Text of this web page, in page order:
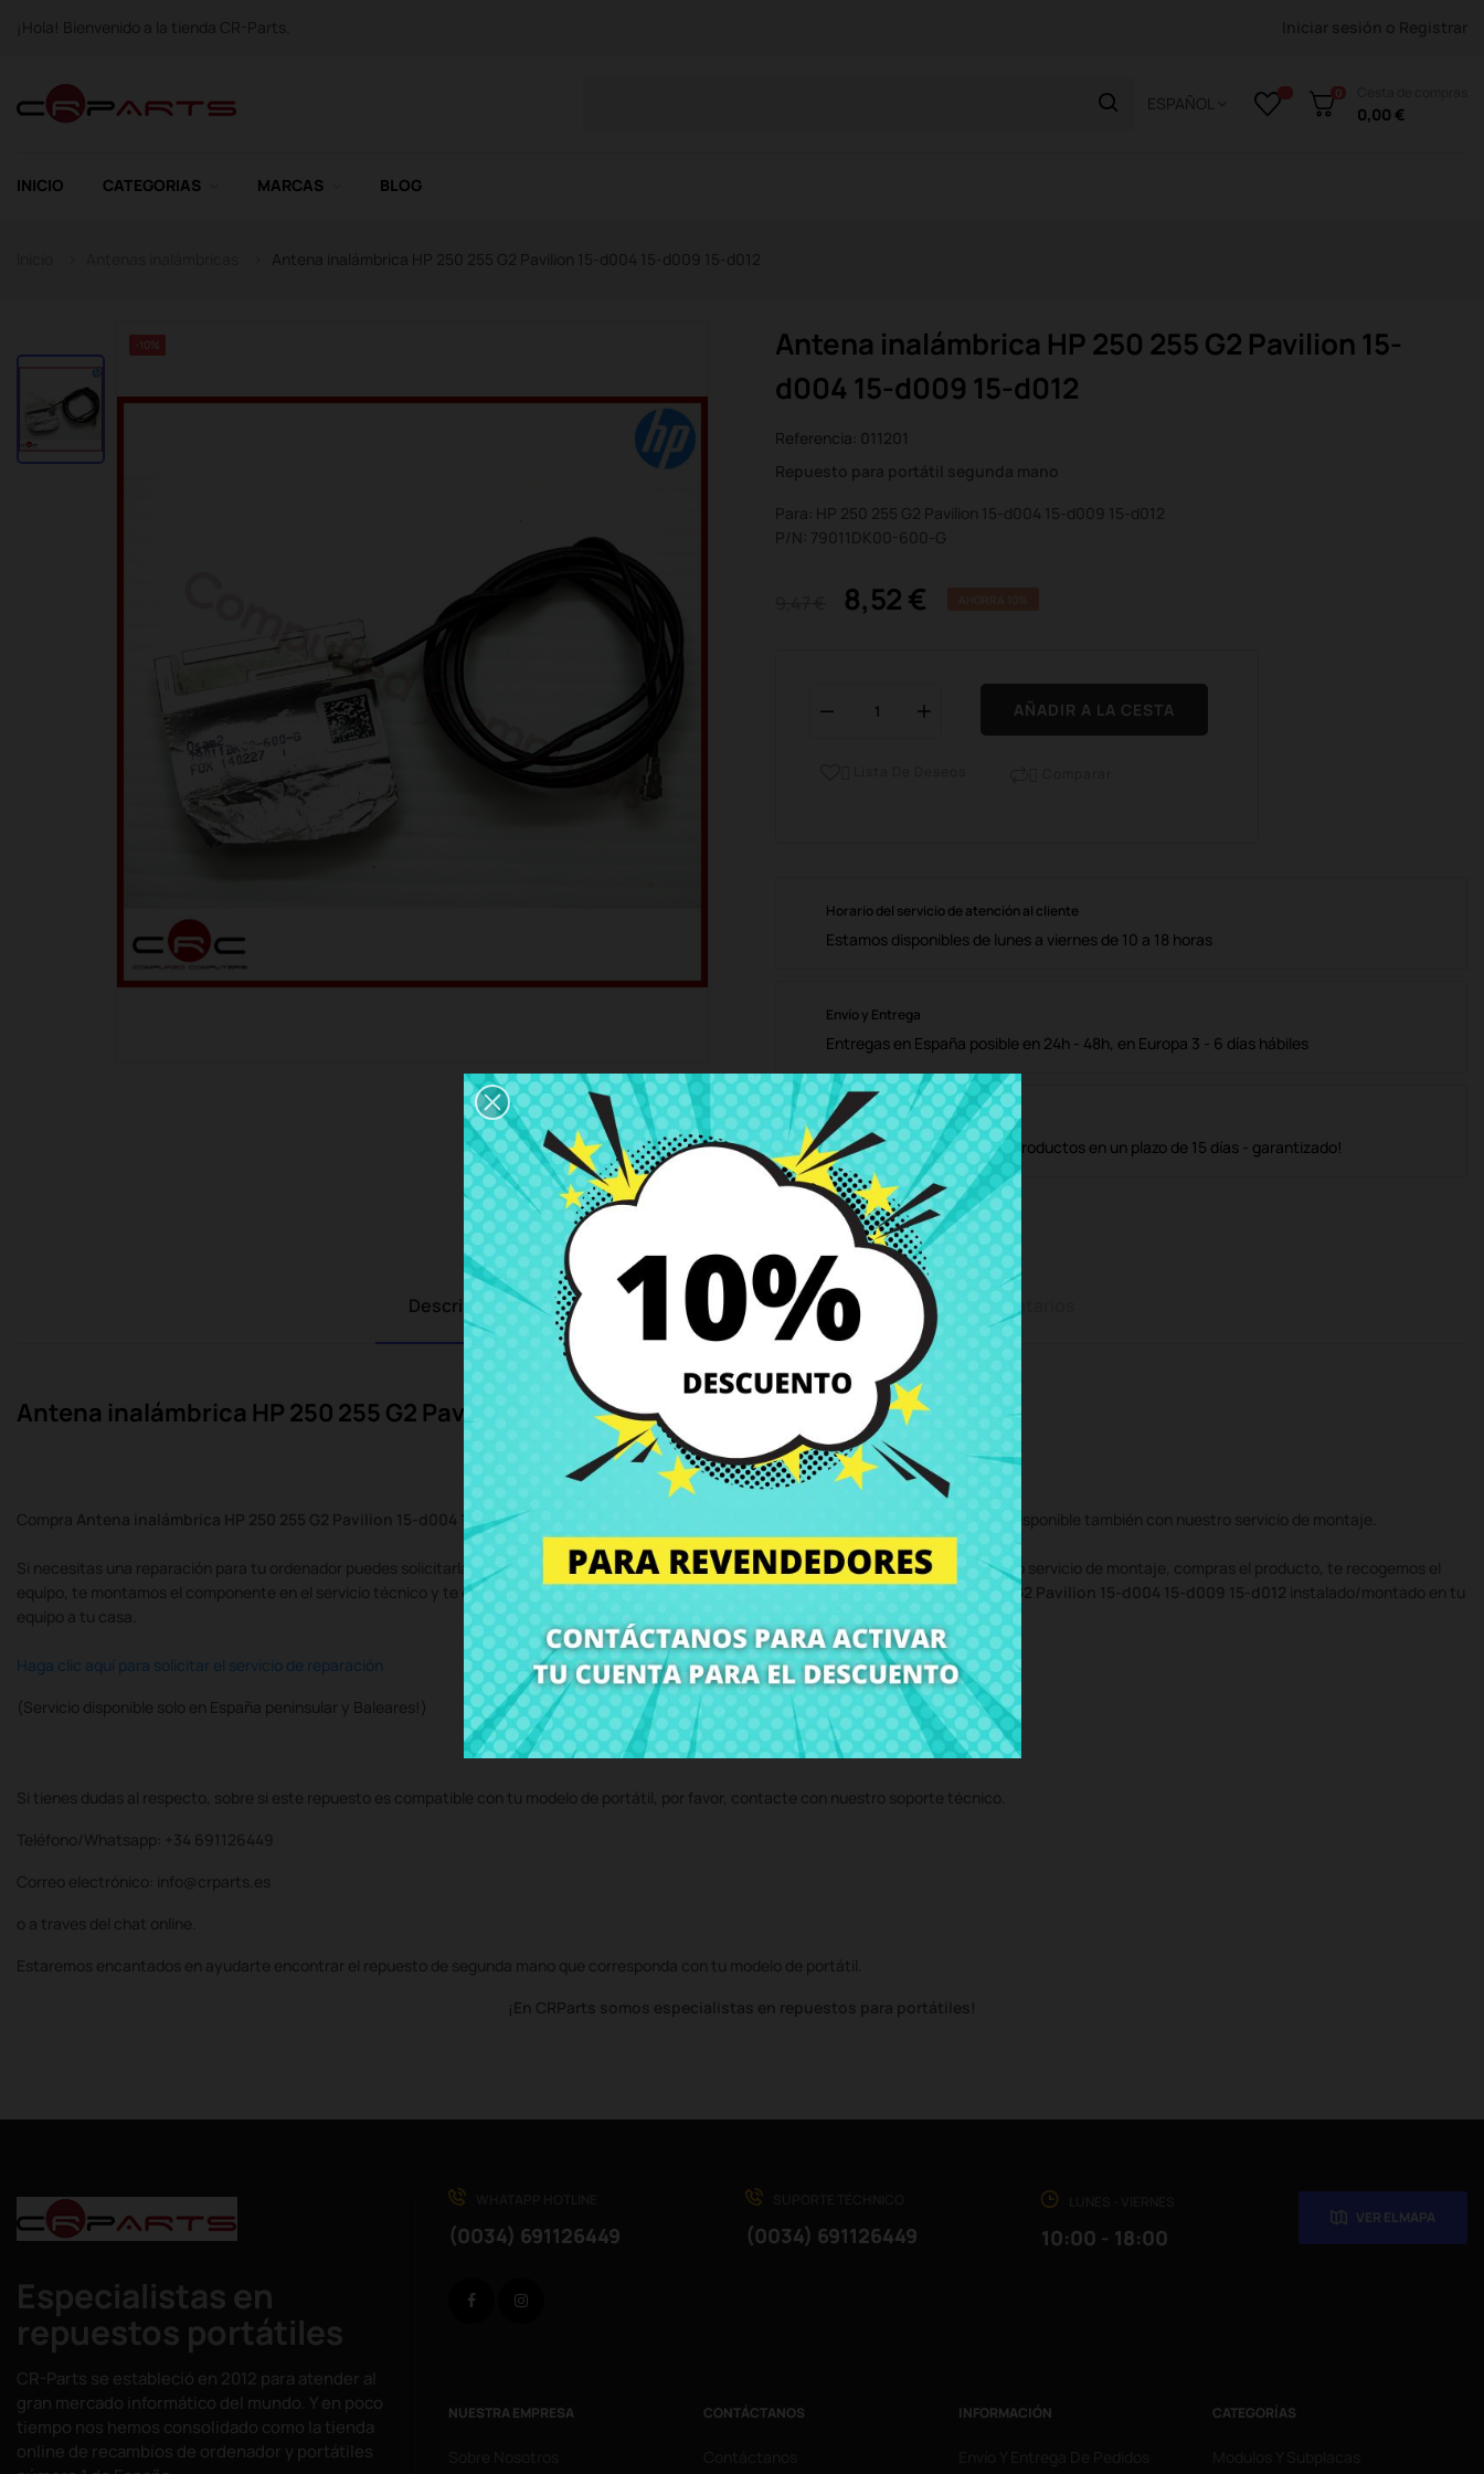
ESPAÑOL
0
0,00 €
INICIO CATEGORIAS MARCAS BLOG
-10%
Antena inalámbrica HP 250 255 G2 Pavilion 15-
d004 15-d009 15-d012
Referencia: 011201
Repuesto para portátil segunda mano
Para: HP 250 255 G2 Pavilion 15-d004 15-d009 15-d012
P/N: 79011DK00-600-G
8,52 €
AÑADIR A LA CESTA
Horario del servicio de atención al cliente
Estamos disponibles de lunes a viernes de 10 a 18 horas
Envío y Entrega
Entregas en España posible en 24h - 48h, en Europa 3 - 6 días hábiles
Política de Devolución
Puedes devolver todos los productos en un plazo de 15 días - garantizado!
Descripción Detalles del producto Grados Comentarios
Antena inalámbrica HP 250 255 G2 Pavilion 15-d004 15-d009 15-d012
Compra Antena inalámbrica HP 250 255 G2 Pavilion 15-d004 15-d009 15-d012 al mejor precio en CRParts - PRODUCTO USADO ORIGINAL - disponible también con nuestro servicio de montaje.
Si necesitas una reparación para tu ordenador puedes solicitarla al servicio técnico y te enviaremos un presupuesto de reparación. Con nuestro servicio de montaje, compras el producto, te recogemos el
equipo, te montamos el componente en el servicio técnico y te devolvemos el ordenador con el componenteAntena inalámbrica HP 250 255 G2 Pavilion 15-d004 15-d009 15-d012 instalado/montado en tu
equipo a tu casa.
Haga clic aquí para solicitar el servicio de reparación
(Servicio disponible solo en España peninsular y Baleares!)
Si tienes dudas al respecto, sobre si este repuesto es compatible con tu modelo de portátil, por favor, contacte con nuestro soporte técnico.
Teléfono/Whatsapp: +34 691126449
Correo electrónico: info@crparts.es
o a traves del chat online.
Estaremos encantados en ayudarte encontrar el repuesto de segunda mano que corresponda con tu modelo de portátil.
¡En CRParts somos especialistas en repuestos para portátiles!
Especialistas en
repuestos portátiles
CR-Parts se estableció en 2012 para atender al
gran mercado informático del mundo. Y en poco
tiempo nos hemos consolidado como la tienda
online de recambios de ordenador y portátiles
(0034) 691126449 (0034) 691126449 10:00 - 18:00
VER EL MAPA
Facebook
NUESTRA EMPRESA CONTÁCTANOS INFORMACIÓN CATEGORÍAS